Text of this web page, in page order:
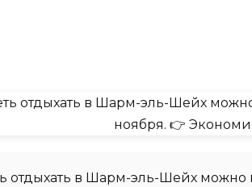
отдыхать в Шарм-эль-Шейх можно